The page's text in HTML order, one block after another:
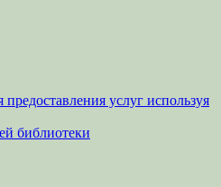
услуг используя
библиотеки